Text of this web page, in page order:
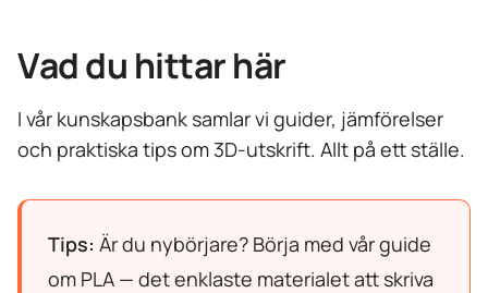
Vad du hittar här
I vår kunskapsbank samlar vi guider, jämförelser
och praktiska tips om 3D-utskrift. Allt på ett ställe.
Tips: Är du nybörjare? Börja med vår guide
om PLA — det enklaste materialet att skriva